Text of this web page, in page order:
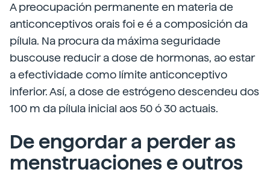
A preocupación permanente en materia de
anticonceptivos orais foi e é a composición da
pílula. Na procura da máxima seguridade
buscouse reducir a dose de hormonas, ao estar
a efectividade como límite anticonceptivo
inferior. Así, a dose de estrógeno descendeu dos
100 m da pílula inicial aos 50 ó 30 actuais.
De engordar a perder as
menstruaciones e outros